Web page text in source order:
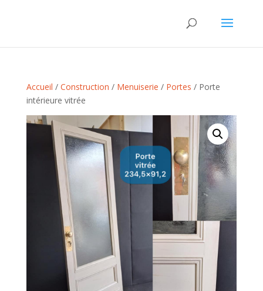
Accueil / Construction / Menuiserie / Portes / Porte
intérieure vitrée